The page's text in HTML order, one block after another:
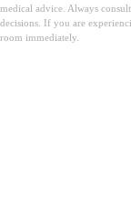
medical advice. Always
decisions. If you are
room immediately.